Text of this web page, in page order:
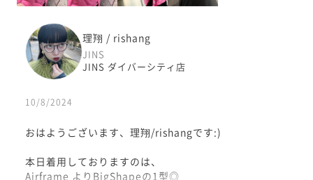
理翔 / rishang
JINS
JINS ダイバーシティ店
10/8/2024
おはようございます、理翔/rishangです:)
本日着用しておりますのは、
Airframe よりBigShapeの1型◎